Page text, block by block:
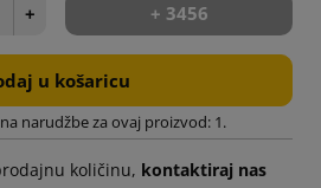
+ + 3456
u košaricu
narudžbe za ovaj proizvod: 1.
količinu, kontaktiraj nas